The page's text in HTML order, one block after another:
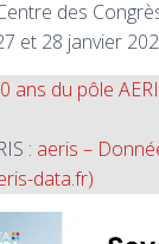
des
et 28 janvier
ans du pôle
: aeris –
data.fr)